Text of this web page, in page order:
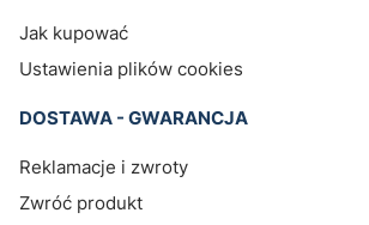
Jak kupować
Ustawienia plików cookies
DOSTAWA - GWARANCJA
Reklamacje i zwroty
Zwróć produkt